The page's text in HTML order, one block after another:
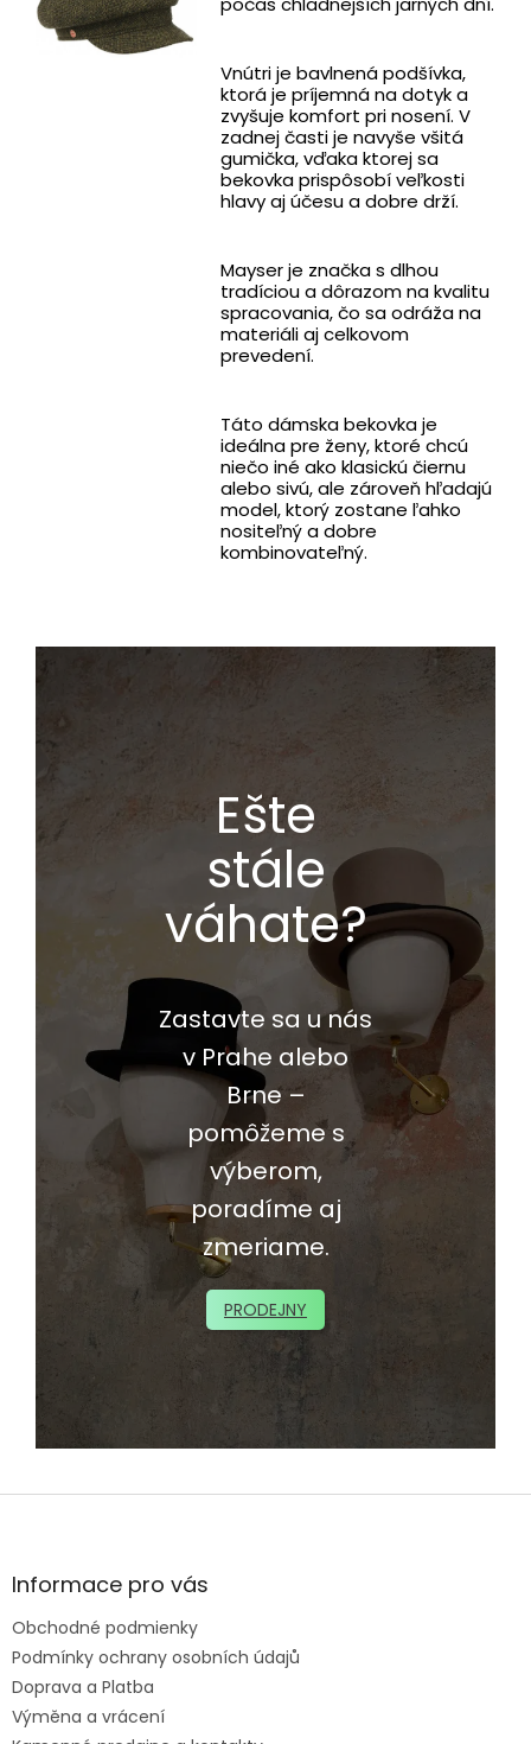
Vnútri je bavlnená podšívka,
ktorá je príjemná na dotyk a
zvyšuje komfort pri nosení. V
zadnej časti je navyše všitá
gumička, vďaka ktorej sa
bekovka prispôsobí veľkosti
hlavy aj účesu a dobre drží.
Mayser je značka s dlhou
tradíciou a dôrazom na kvalitu
spracovania, čo sa odráža na
materiáli aj celkovom
prevedení.
Táto dámska bekovka je
ideálna pre ženy, ktoré chcú
niečo iné ako klasickú čiernu
alebo sivú, ale zároveň hľadajú
model, ktorý zostane ľahko
nositeľný a dobre
kombinovateľný.
Ešte
stále
váhate?
Zastavte sa u nás
v Prahe alebo
Brne –
pomôžeme s
výberom,
poradíme aj
zmeriame.
PRODEJNY
Z
ä
e
Informace pro vás
Obchodné podmienky
Podmínky ochrany osobních údajů
Doprava a Platba
Výměna a vrácení